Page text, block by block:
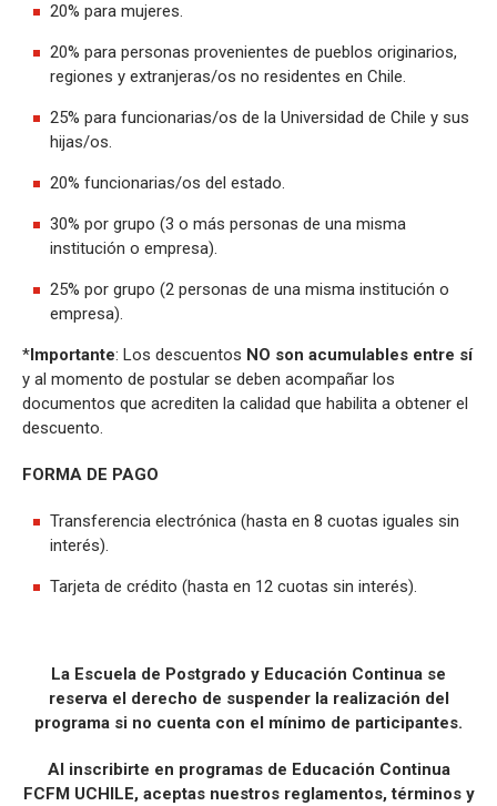
20% para mujeres.
20% para personas provenientes de pueblos originarios,
regiones y extranjeras/os no residentes en Chile.
25% para funcionarias/os de la Universidad de Chile y sus
hijas/os.
20% funcionarias/os del estado.
30% por grupo (3 o más personas de una misma
institución o empresa).
25% por grupo (2 personas de una misma institución o
empresa).
*Importante: Los descuentos NO son acumulables entre sí
y al momento de postular se deben acompañar los
documentos que acrediten la calidad que habilita a obtener el
descuento.
FORMA DE PAGO
Transferencia electrónica (hasta en 8 cuotas iguales sin
interés).
Tarjeta de crédito (hasta en 12 cuotas sin interés).
La Escuela de Postgrado y Educación Continua se
reserva el derecho de suspender la realización del
programa si no cuenta con el mínimo de participantes.
Al inscribirte en programas de Educación Continua
FCFM UCHILE, aceptas nuestros reglamentos, términos y